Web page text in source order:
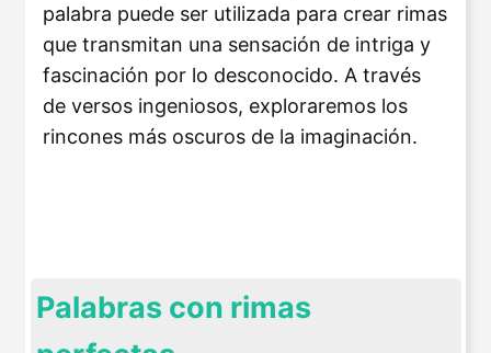
palabra puede ser utilizada para crear rimas
que transmitan una sensación de intriga y
fascinación por lo desconocido. A través
de versos ingeniosos, exploraremos los
rincones más oscuros de la imaginación.
Palabras con rimas